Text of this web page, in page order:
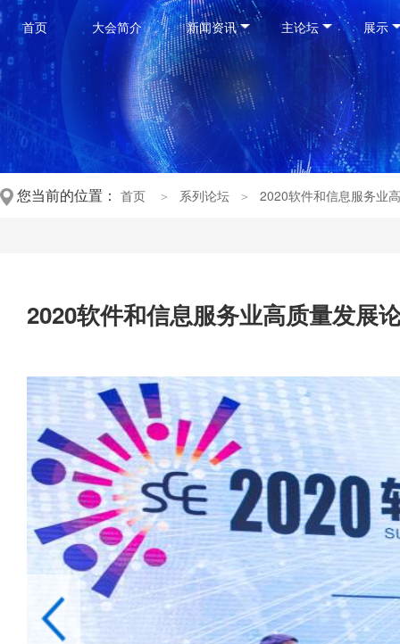
首页 大会简介 新闻资讯 主论坛 展示
您当前的位置： 首页 ＞ 系列论坛 ＞ 2020软件和信息服务业
2020软件和信息服务业高质量发展